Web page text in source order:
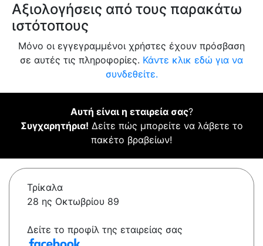
Αξιολογήσεις από τους παρακάτω
ιστότοπους
Μόνο οι εγγεγραμμένοι χρήστες έχουν πρόσβαση
σε αυτές τις πληροφορίες. Κάντε κλικ εδώ για να
συνδεθείτε.
Αυτή είναι η εταιρεία σας?
Συγχαρητήρια! Δείτε πώς μπορείτε να λάβετε το
πακέτο βραβείων!
Τρίκαλα
28 ης Οκτωβρίου 89
Δείτε το προφίλ της εταιρείας σας